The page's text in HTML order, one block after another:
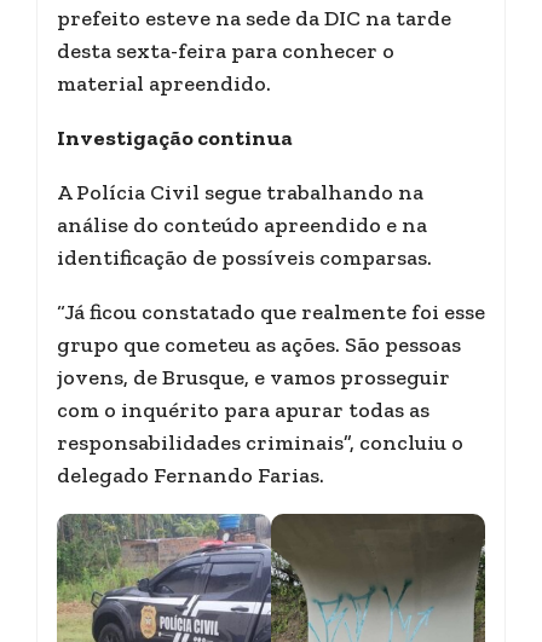
prefeito esteve na sede da DIC na tarde
desta sexta-feira para conhecer o
material apreendido.
Investigação continua
A Polícia Civil segue trabalhando na
análise do conteúdo apreendido e na
identificação de possíveis comparsas.
“Já ficou constatado que realmente foi esse
grupo que cometeu as ações. São pessoas
jovens, de Brusque, e vamos prosseguir
com o inquérito para apurar todas as
responsabilidades criminais”, concluiu o
delegado Fernando Farias.